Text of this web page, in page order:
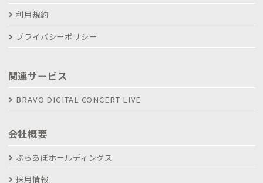
利用規約
プライバシーポリシー
関連サービス
BRAVO DIGITAL CONCERT LIVE
会社概要
ぶらあぼホールディングス
採用情報